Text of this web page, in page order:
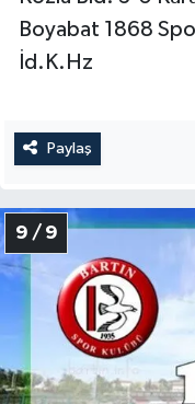
Boyabat 1868
İd.K.Hz
Paylaş
9 / 9